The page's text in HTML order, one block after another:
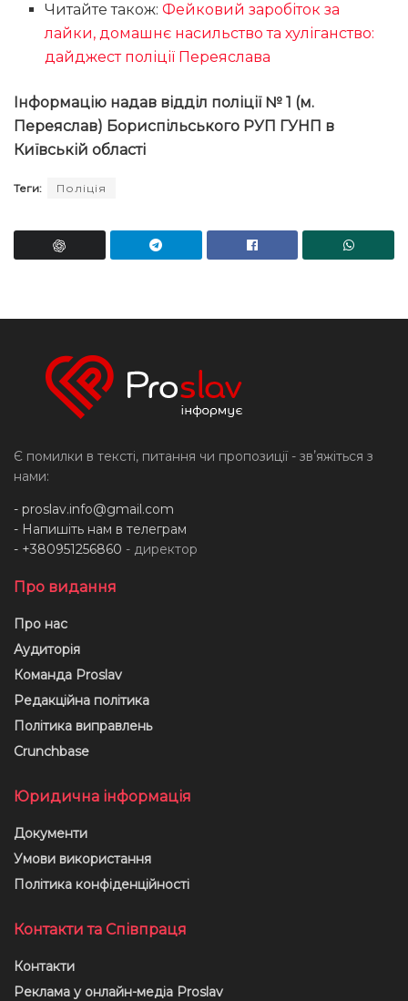
Читайте також:Фейковий заробіток за
лайки, домашнє насильство та хуліганство:
дайджест поліції Переяслава
Інформацію надав відділ поліції № 1 (м.
Переяслав) Бориспільського РУП ГУНП в
Київській області
Теги: Поліція
Є помилки в тексті, питання чи пропозиції - звʼяжіться з
нами:
- proslav.info@gmail.com
- Напишіть нам в телеграм
- +380951256860 - директор
Про видання
Про нас
Аудиторія
Команда Proslav
Редакційна політика
Політика виправлень
Crunchbase
Юридична інформація
Документи
Умови використання
Політика конфіденційності
Контакти та Співпраця
Контакти
Реклама у онлайн-медіа Proslav